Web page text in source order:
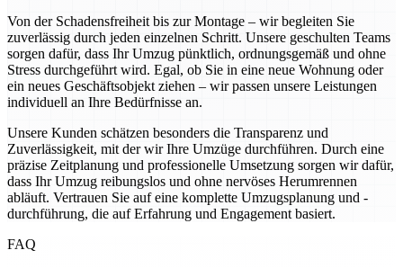
Von der Schadensfreiheit bis zur Montage – wir begleiten Sie
zuverlässig durch jeden einzelnen Schritt. Unsere geschulten Teams
sorgen dafür, dass Ihr Umzug pünktlich, ordnungsgemäß und ohne
Stress durchgeführt wird. Egal, ob Sie in eine neue Wohnung oder
ein neues Geschäftsobjekt ziehen – wir passen unsere Leistungen
individuell an Ihre Bedürfnisse an.
Unsere Kunden schätzen besonders die Transparenz und
Zuverlässigkeit, mit der wir Ihre Umzüge durchführen. Durch eine
präzise Zeitplanung und professionelle Umsetzung sorgen wir dafür,
dass Ihr Umzug reibungslos und ohne nervöses Herumrennen
abläuft. Vertrauen Sie auf eine komplette Umzugsplanung und -
durchführung, die auf Erfahrung und Engagement basiert.
FAQ